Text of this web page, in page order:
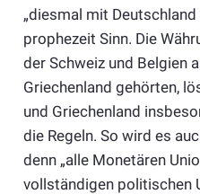
„diesmal mit Deutschland
prophezeit Sinn. Die
der Schweiz und Belgien
Griechenland gehörten,
und Griechenland
die Regeln. So wird es
denn „alle Monetären
vollständigen politischen